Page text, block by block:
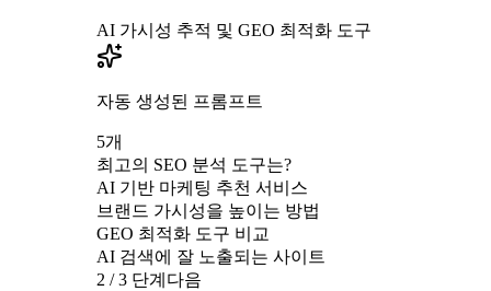
AI 가시성 추적 및 GEO 최적화 도구
자동 생성된 프롬프트
5개
최고의 SEO 분석 도구는?
AI 기반 마케팅 추천 서비스
브랜드 가시성을 높이는 방법
GEO 최적화 도구 비교
AI 검색에 잘 노출되는 사이트
2 / 3 단계 다음